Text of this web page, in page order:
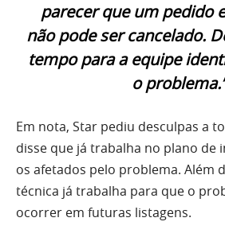
parecer que um pedido
não pode ser cancelado.
tempo para a equipe
o
Em nota, Star pediu desculpas a
disse que já trabalha no plano de
os afetados pelo problema. Além
técnica já trabalha para que o
ocorrer em futuras listagens.